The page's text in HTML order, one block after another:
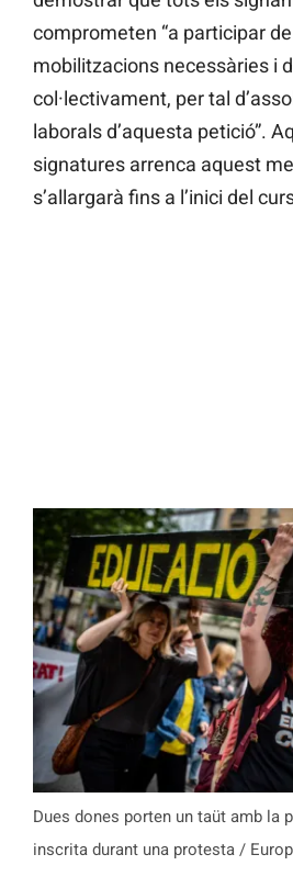
comprometen “a participar
mobilitzacions necessàries i
col·lectivament, per tal
laborals d’aquesta petició”.
signatures arrenca aquest
s’allargarà fins a l’inici del
Dues dones porten un taüt amb la
inscrita durant una protesta /